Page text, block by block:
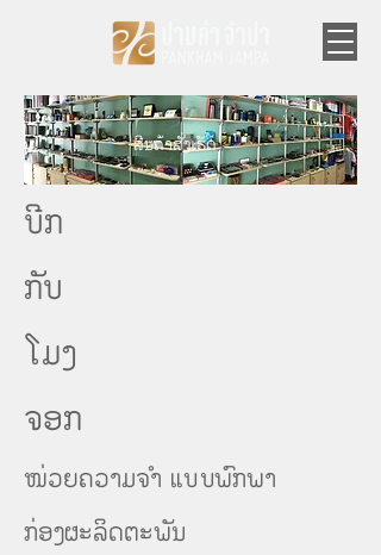
ຈອກ ສີນຄ້າສັ່ງເຮັດ
ບີກ
ກັບ
ໂມງ
ຈອກ
ໜ່ວຍຄວາມຈຳ ແບບພົກພາ
ກ່ອງຜະລິດຕະພັນ